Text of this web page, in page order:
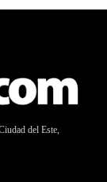
del Este,